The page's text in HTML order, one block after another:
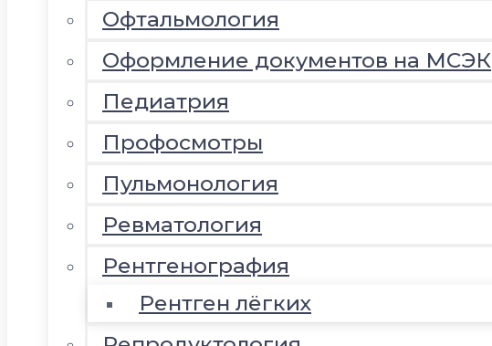
Офтальмология
Оформление документов на МСЭК
Педиатрия
Профосмотры
Пульмонология
Ревматология
Рентгенография
Рентген лёгких